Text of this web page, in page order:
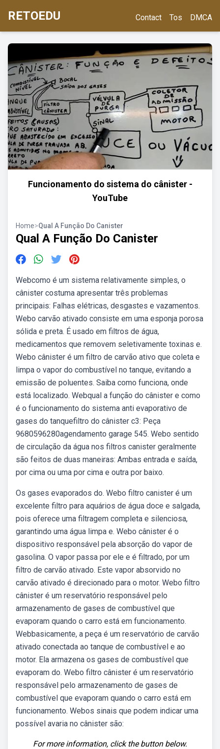
RETOEDU Contact Tos DMCA
Funcionamento do sistema do cânister -
YouTube
Home>Qual A Função Do Canister
Qual A Função Do Canister
Webcomo é um sistema relativamente simples, o
cânister costuma apresentar três problemas
principais: Falhas elétricas, desgastes e vazamentos.
Webo carvão ativado consiste em uma esponja porosa
sólida e preta. É usado em filtros de água,
medicamentos que removem seletivamente toxinas e.
Webo cânister é um filtro de carvão ativo que coleta e
limpa o vapor do combustível no tanque, evitando a
emissão de poluentes. Saiba como funciona, onde
está localizado. Webqual a função do cânister e como
é o funcionamento do sistema anti evaporativo de
gases do tanquefiltro do cânister c3: Peça
9680596280agendamento garage 545. Webo sentido
de circulação da água nos filtros canister geralmente
são feitos de duas maneiras: Ambas entrada e saída,
por cima ou uma por cima e outra por baixo.
Os gases evaporados do. Webo filtro canister é um
excelente filtro para aquários de água doce e salgada,
pois oferece uma filtragem completa e silenciosa,
garantindo uma água limpa e. Webo cânister é o
dispositivo responsável pela absorção do vapor de
gasolina. O vapor passa por ele e é filtrado, por um
filtro de carvão ativado. Este vapor absorvido no
carvão ativado é direcionado para o motor. Webo filtro
cânister é um reservatório responsável pelo
armazenamento de gases de combustível que
evaporam quando o carro está em funcionamento.
Webbasicamente, a peça é um reservatório de carvão
ativado conectada ao tanque de combustível e ao
motor. Ela armazena os gases de combustível que
evaporam do. Webo filtro cânister é um reservatório
responsável pelo armazenamento de gases de
combustível que evaporam quando o carro está em
funcionamento. Webos sinais que podem indicar uma
possível avaria no cânister são:
For more information, click the button below.